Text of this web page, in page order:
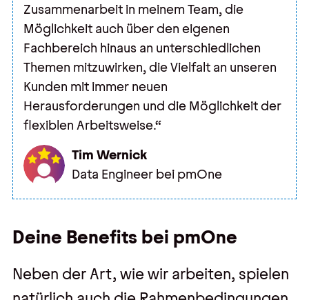
Zusammenarbeit in meinem Team, die
Möglichkeit auch über den eigenen
Fachbereich hinaus an unterschiedlichen
Themen mitzuwirken, die Vielfalt an unseren
Kunden mit immer neuen
Herausforderungen und die Möglichkeit der
flexiblen Arbeitsweise.“
Tim Wernick
Data Engineer bei pmOne
Deine Benefits bei pmOne
Neben der Art, wie wir arbeiten, spielen